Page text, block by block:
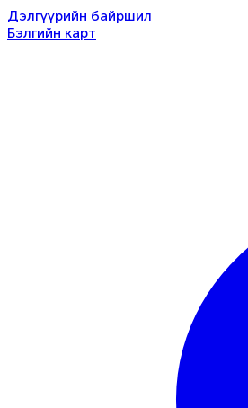
Дэлгүүрийн байршил
Бэлгийн карт